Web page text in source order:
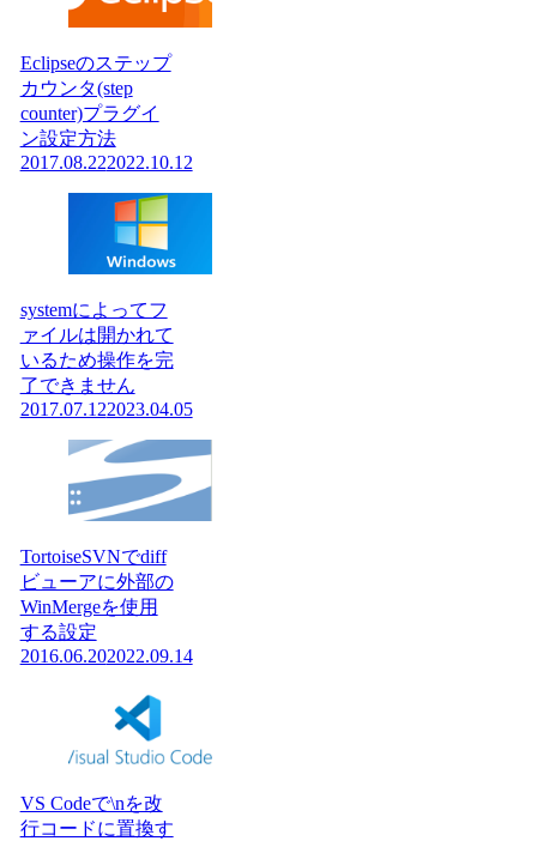
Eclipseのステップ
カウンタ(step
counter)プラグイ
ン設定方法
2017.08.222022.10.12
systemによってフ
ァイルは開かれて
いるため操作を完
了できません
2017.07.122023.04.05
TortoiseSVNでdiff
ビューアに外部の
WinMergeを使用
する設定
2016.06.202022.09.14
VS Codeで\nを改
行コードに置換す